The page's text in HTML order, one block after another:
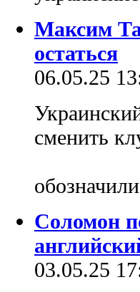
Максим
остаться
06.05.25
сменить
Соломон
03.05.25